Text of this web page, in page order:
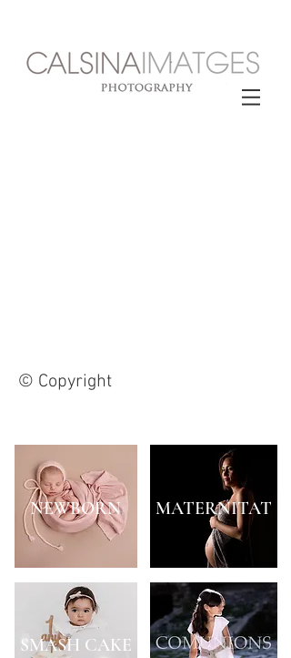
© Copyright
NEWBORN MATERNITAT
SMASH CAKE